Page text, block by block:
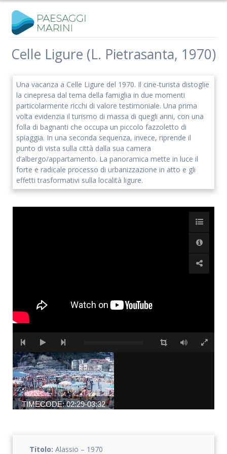
Iscriviti alla nostra newsletter
Rimani aggiornato sulle nostre iniziative e l'andamento del
nostro progetto di ricerca.
Salta
Celle Ligure (L. Pietrasanta, 1970)
Una vacanza a Celle Ligure del 1970. Il cine-turista distoglie
la cinepresa dal tema della famiglia in due momenti
particolarmente ricchi di valore testimoniale. Una prima
volta evidenzia il turismo di massa di quegli anni, con una
folla di bagnanti che occupa un piccolo fazzoletto di
spiaggia. In una seconda sequenza, invece, riprende il
punto di vista sulla città dalla sua camera
d’albergo/appartamento. La panoramica mette in luce il
forte e radicale processo di urbanizzazione in atto e gli
effetti trasformativi sulla località ligure.
TIMECODE: 02:29-03:32
Titolo: Alassio – 1970